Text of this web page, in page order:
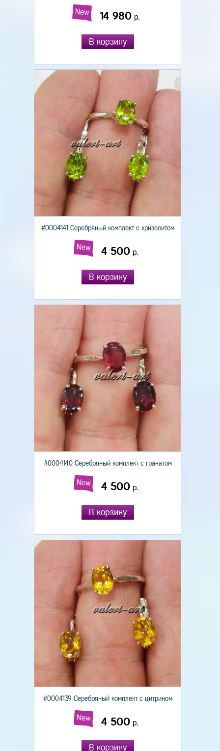
New 14 980 р.
В корзину
#0004141 Серебряный комплект с хризолитом
New 4 500 р.
В корзину
#0004140 Серебряный комплект с гранатом
New 4 500 р.
В корзину
#0004139 Серебряный комплект с цитрином
New 4 500 р.
В корзину